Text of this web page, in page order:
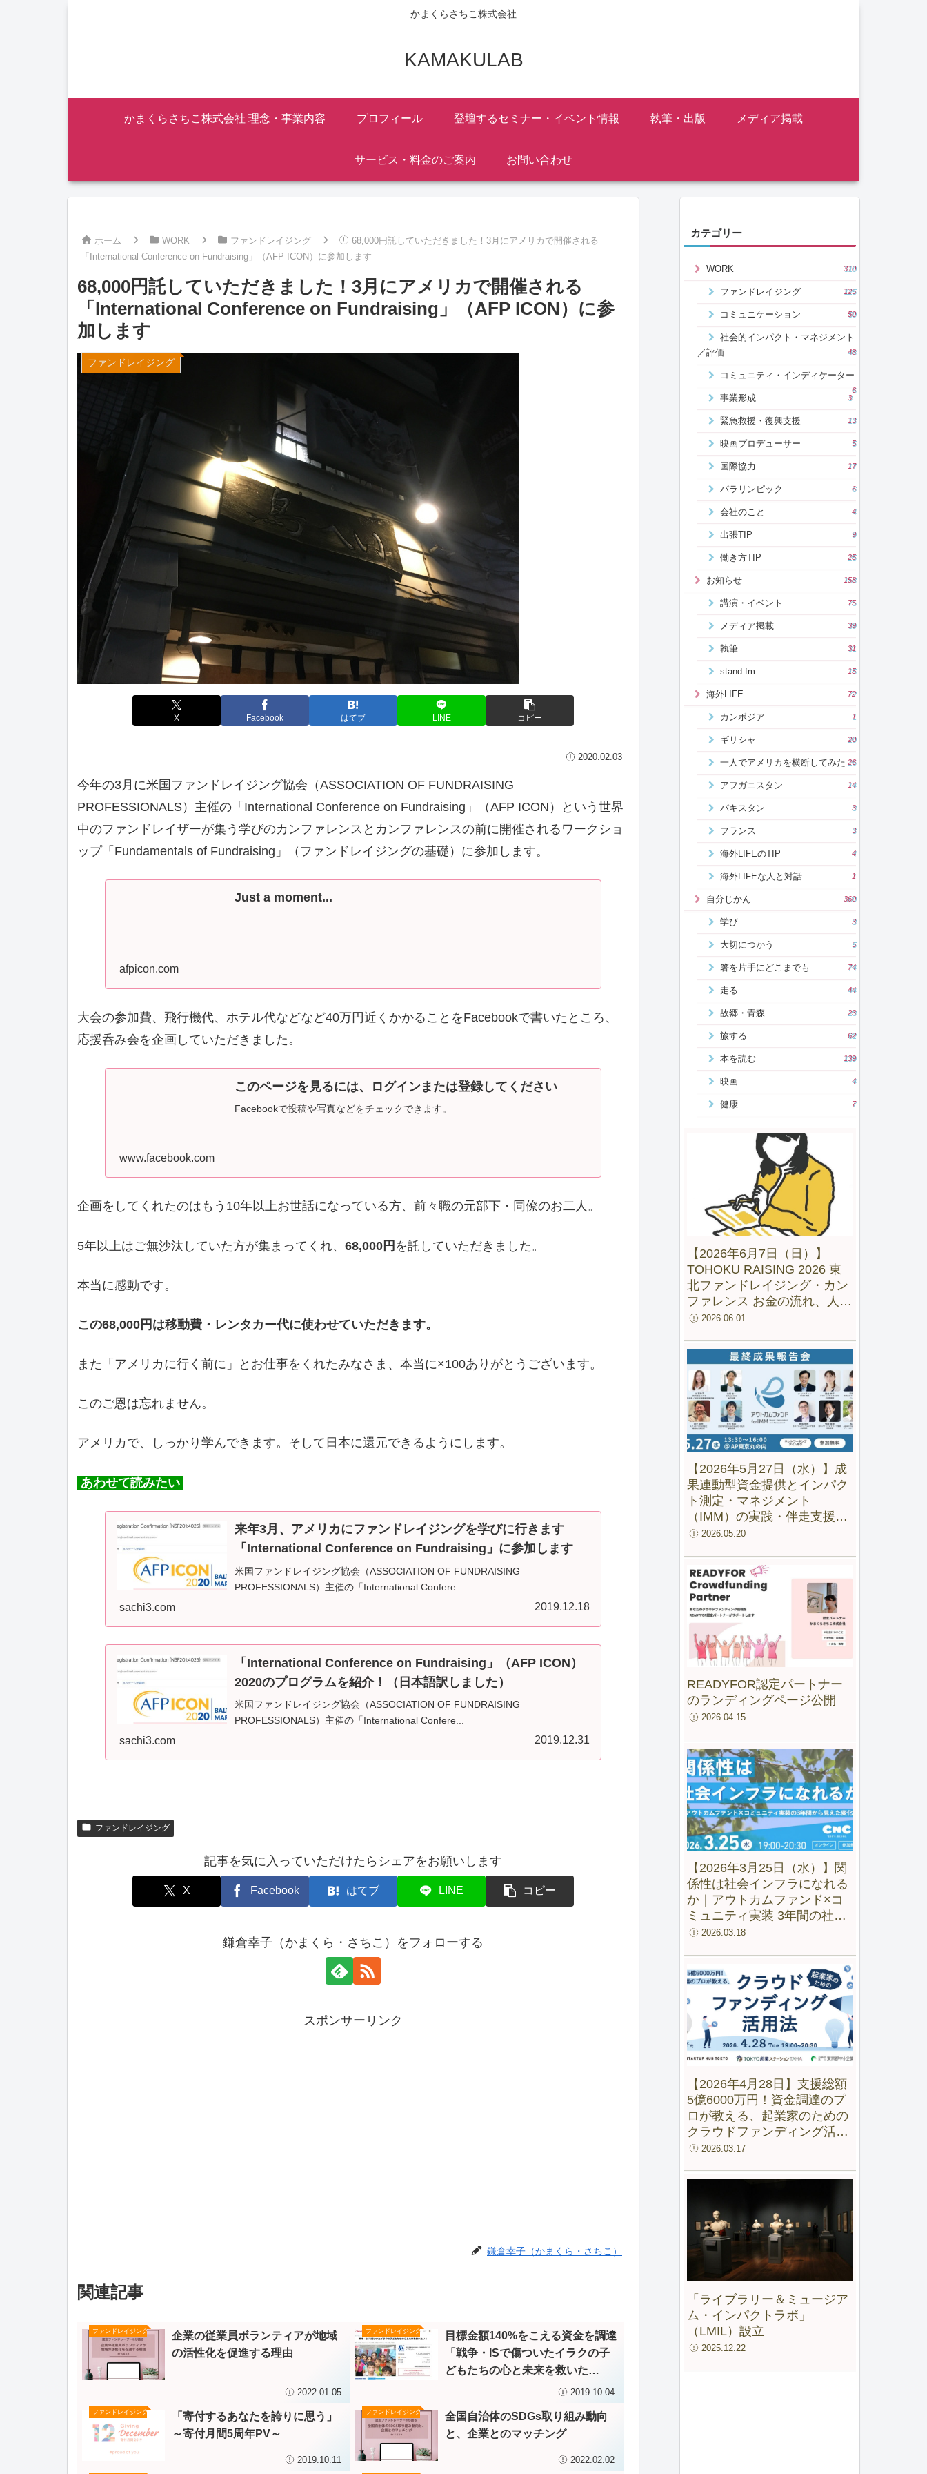
かまくらさちこ株式会社
KAMAKULAB
かまくらさちこ株式会社 理念・事業内容 プロフィール 登壇するセミナー・イベント情報 執筆・出版 メディア掲載
サービス・料金のご案内 お問い合わせ
ホーム WORK ファンドレイジング
68,000円託していただきました！3月にアメリカで開催される
「International Conference on Fundraising」（AFP ICON）に参加します
68,000円託していただきました！3月にアメリカで開催される
「International Conference on Fundraising」（AFP ICON）に参
加します
ファンドレイジング
X Facebook はてブ LINE コピー
2020.02.03
今年の3月に米国ファンドレイジング協会（ASSOCIATION OF FUNDRAISING
PROFESSIONALS）主催の「International Conference on Fundraising」（AFP ICON）という世界
中のファンドレイザーが集う学びのカンファレンスとカンファレンスの前に開催されるワークショ
ップ「Fundamentals of Fundraising」（ファンドレイジングの基礎）に参加します。
Just a moment...
afpicon.com
大会の参加費、飛行機代、ホテル代などなど40万円近くかかることをFacebookで書いたところ、
応援呑み会を企画していただきました。
このページを見るには、ログインまたは登録してください
Facebookで投稿や写真などをチェックできます。
www.facebook.com
企画をしてくれたのはもう10年以上お世話になっている方、前々職の元部下・同僚のお二人。
5年以上はご無沙汰していた方が集まってくれ、 68,000円 を託していただきました。
本当に感動です。
この68,000円は移動費・レンタカー代に使わせていただきます。
また「アメリカに行く前に」とお仕事をくれたみなさま、本当に×100ありがとうございます。
このご恩は忘れません。
アメリカで、しっかり学んできます。そして日本に還元できるようにします。
あわせて読みたい
来年3月、アメリカにファンドレイジングを学びに行きます
「International Conference on Fundraising」に参加します
米国ファンドレイジング協会（ASSOCIATION OF FUNDRAISING
PROFESSIONALS）主催の「International Confere...
sachi3.com 2019.12.18
「International Conference on Fundraising」（AFP ICON）
2020のプログラムを紹介！（日本語訳しました）
米国ファンドレイジング協会（ASSOCIATION OF FUNDRAISING
PROFESSIONALS）主催の「International Confere...
sachi3.com 2019.12.31
ファンドレイジング
記事を気に入っていただけたらシェアをお願いします
X Facebook はてブ LINE コピー
鎌倉幸子（かまくら・さちこ）をフォローする
スポンサーリンク
鎌倉幸子（かまくら・さちこ）
関連記事
ファンドレイジング
企業の従業員ボランティアが地域
の活性化を促進する理由
2022.01.05
ファンドレイジング
目標金額140%をこえる資金を調達
「戦争・ISで傷ついたイラクの子
どもたちの心と未来を救いた
2019.10.04
ファンドレイジング
「寄付するあなたを誇りに思う」
～寄付月間5周年PV～
2019.10.11
ファンドレイジング
全国自治体のSDGs取り組み動向
と、企業とのマッチング
2022.02.02
カテゴリー
WORK 310
ファンドレイジング 125
コミュニケーション 50
社会的インパクト・マネジメント
／評価
48
コミュニティ・インディケーター
6
事業形成 3
緊急救援・復興支援 13
映画プロデューサー 5
国際協力 17
パラリンピック 6
会社のこと 4
出張TIP 9
働き方TIP 25
お知らせ 158
講演・イベント 75
メディア掲載 39
執筆 31
stand.fm 15
海外LIFE 72
カンボジア 1
ギリシャ 20
一人でアメリカを横断してみた 26
アフガニスタン 14
パキスタン 3
フランス 3
海外LIFEのTIP 4
海外LIFEな人と対話 1
自分じかん 360
学び 3
大切につかう 5
箸を片手にどこまでも 74
走る 44
故郷・青森 23
旅する 62
本を読む 139
映画 4
健康 7
【2026年6月7日（日）】
TOHOKU RAISING 2026 東
北ファンドレイジング・カン
ファレンス お金の流れ、人の
流れ、地域の未来をつくる
2026.06.01
【2026年5月27日（水）】成
果連動型資金提供とインパク
ト測定・マネジメント
（IMM）の実践・伴走支援の
成果と可能性ー 「アウトカム
2026.05.20
READYFOR認定パートナー
のランディングページ公開
2026.04.15
【2026年3月25日（水）】関
係性は社会インフラになれる
か｜アウトカムファンド×コ
ミュニティ実装 3年間の社会
実験から見えた変化
2026.03.18
【2026年4月28日】支援総額
5億6000万円！資金調達のプ
ロが教える、起業家のための
クラウドファンディング活用
法【録画配信あり】
2026.03.17
「ライブラリー＆ミュージア
ム・インパクトラボ」
（LMIL）設立
2025.12.22